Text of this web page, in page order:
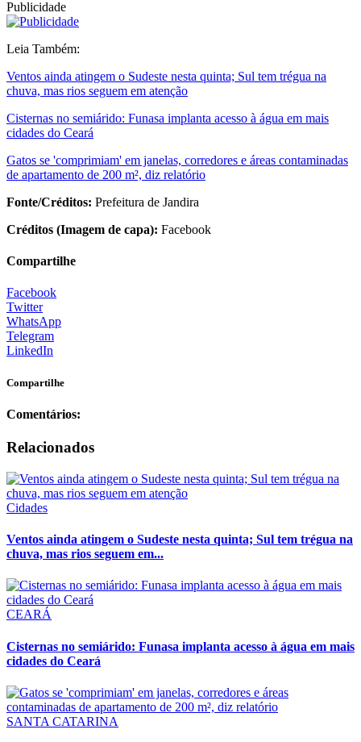
Publicidade
Leia Também:
Ventos ainda atingem o Sudeste nesta quinta; Sul tem trégua na
chuva, mas rios seguem em atenção
Cisternas no semiárido: Funasa implanta acesso à água em mais
cidades do Ceará
Gatos se 'comprimiam' em janelas, corredores e áreas contaminadas
de apartamento de 200 m², diz relatório
Fonte/Créditos: Prefeitura de Jandira
Créditos (Imagem de capa): Facebook
Compartilhe
Facebook
Twitter
WhatsApp
Telegram
LinkedIn
Compartilhe
Comentários:
Relacionados
Cidades
Ventos ainda atingem o Sudeste nesta quinta; Sul tem trégua na
chuva, mas rios seguem em...
CEARÁ
Cisternas no semiárido: Funasa implanta acesso à água em mais
cidades do Ceará
SANTA CATARINA